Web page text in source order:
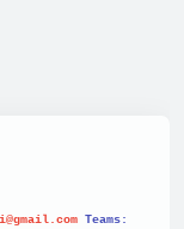
Teams: